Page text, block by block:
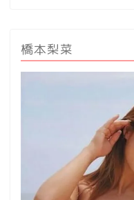
橋本梨菜